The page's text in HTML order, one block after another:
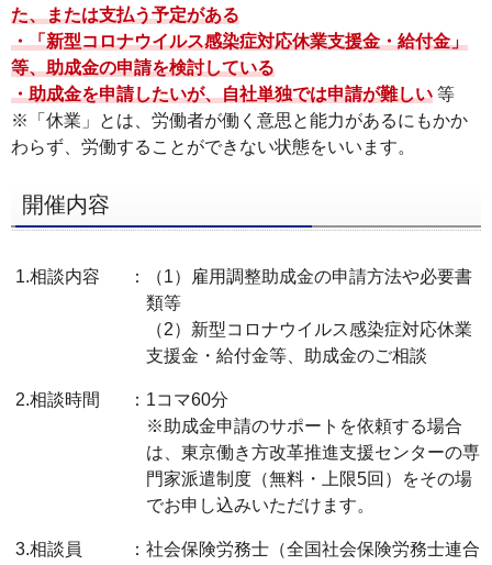
ン
メ
ニ
ュ
ー
ッ
ー
ー
た、または支払う予定がある
・「新型コロナウイルス感染症対応休業支援金・給付金」
等、助成金の申請を検討している
・助成金を申請したいが、自社単独では申請が難しい 等
※「休業」とは、労働者が働く意思と能力があるにもかか
わらず、労働することができない状態をいいます。
開催内容
1.相談内容 ：
（1）雇用調整助成金の申請方法や必要書
類等
（2）新型コロナウイルス感染症対応休業
支援金・給付金等、助成金のご相談
2.相談時間 ： 1コマ60分
※助成金申請のサポートを依頼する場合
は、東京働き方改革推進支援センターの専
門家派遣制度（無料・上限5回）をその場
でお申し込みいただけます。
3.相談員 ： 社会保険労務士（全国社会保険労務士連合